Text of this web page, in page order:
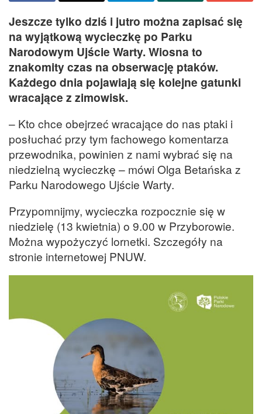
Jeszcze tylko dziś i jutro można zapisać się
na wyjątkową wycieczkę po Parku
Narodowym Ujście Warty. Wiosna to
znakomity czas na obserwację ptaków.
Każdego dnia pojawiają się kolejne gatunki
wracające z zimowisk.
– Kto chce obejrzeć wracające do nas ptaki i
posłuchać przy tym fachowego komentarza
przewodnika, powinien z nami wybrać się na
niedzielną wycieczkę – mówi Olga Betańska z
Parku Narodowego Ujście Warty.
Przypomnijmy, wycieczka rozpocznie się w
niedzielę (13 kwietnia) o 9.00 w Przyborowie.
Można wypożyczyć lornetki. Szczegóły na
stronie internetowej PNUW.